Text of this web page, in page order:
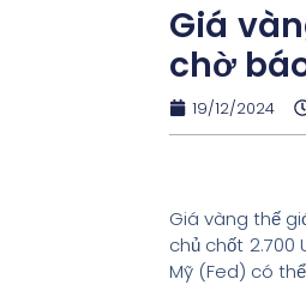
Giá
chờ
19/12/2024
Giá vàng thế
chủ chốt
Mỹ (Fed) có